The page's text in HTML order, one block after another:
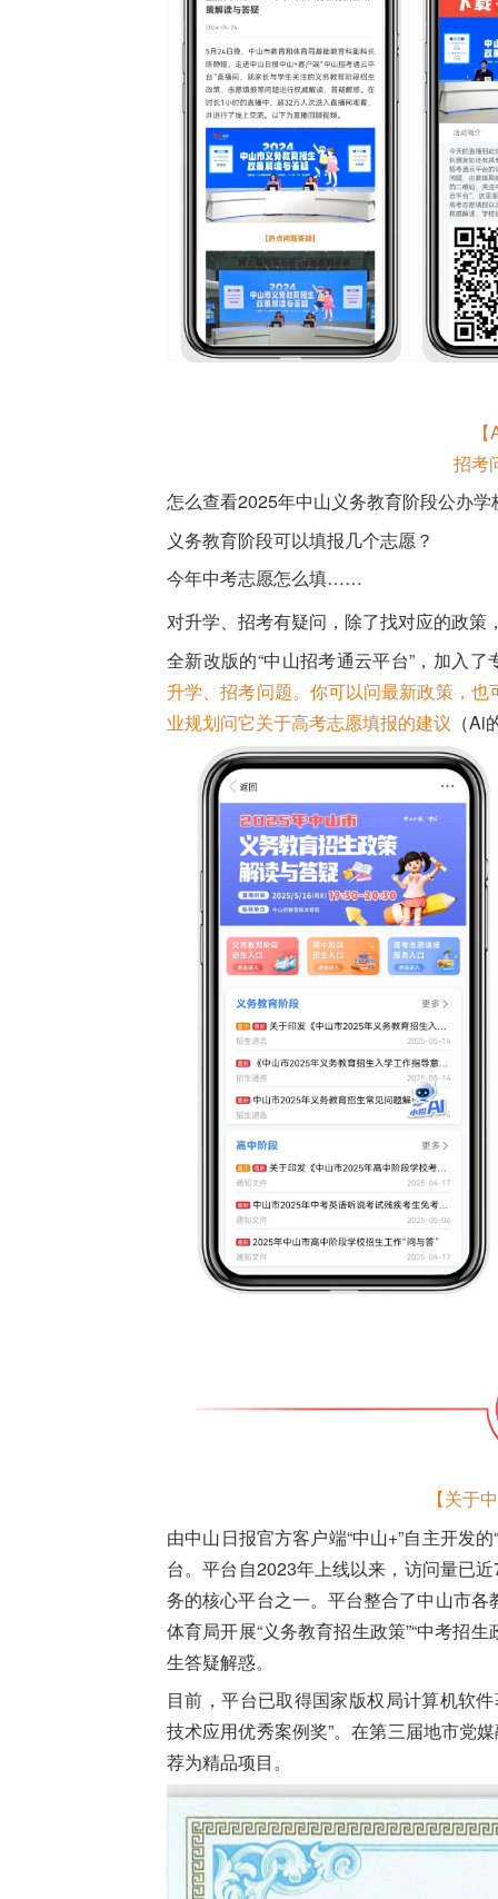
招考
怎么查看2025年中山义务教育阶段公办
义务教育阶段可以填报几个志愿？
今年中考志愿怎么填……
对升学、招考有疑问，除了找对应的政策
全新改版的“中山招考通云平台”，加入了
升学、招考问题。你可以问最新政策，
业规划问它关于高考志愿填报的建议 （
【关于
由中山日报官方客户端“中山+”自主开发
台。平台自2023年上线以来，访问量已
务的核心平台之一。平台整合了中山市
体育局开展“义务教育招生政策”“中考招
生答疑解惑。
目前，平台已取得国家版权局计算机软
技术应用优秀案例奖”。在第三届地市党
荐为精品项目。